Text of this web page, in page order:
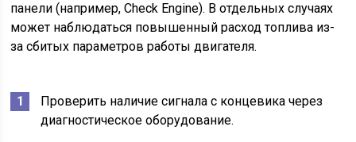
панели (например, Check Engine). В отдельных случаях
может наблюдаться повышенный расход топлива из-
за сбитых параметров работы двигателя.
Проверить наличие сигнала с концевика через
диагностическое оборудование.